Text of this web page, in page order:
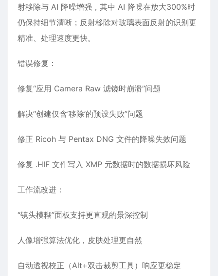
射移除与 AI 降噪增强，其中 ‌AI 降噪‌在放大300%时
仍保持细节清晰；‌反射移除‌对玻璃表面反射的识别更
精准、处理速度更快。
错误修复‌：
修复“应用 Camera Raw 滤镜时崩溃”问题
解决“创建仅含‘移除’的预设失败”问题
修正 ‌Ricoh 与 Pentax DNG 文件的降噪失效‌问题
修复 .HIF 文件写入 XMP 元数据时的数据损坏风险
工作流改进‌：
“镜头模糊”面板支持更直观的景深控制
人像增强算法优化，皮肤处理更自然
自动透视校正（Alt+双击裁剪工具）响应更稳定